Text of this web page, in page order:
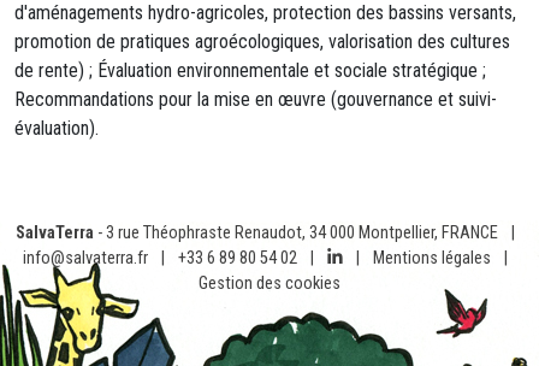
d'aménagements hydro-agricoles, protection des bassins versants,
promotion de pratiques agroécologiques, valorisation des cultures
de rente) ; Évaluation environnementale et sociale stratégique ;
Recommandations pour la mise en œuvre (gouvernance et suivi-
évaluation).
SalvaTerra - 3 rue Théophraste Renaudot, 34 000 Montpellier, FRANCE
info@salvaterra.fr
+33 6 89 80 54 02 Mentions légales
Gestion des cookies